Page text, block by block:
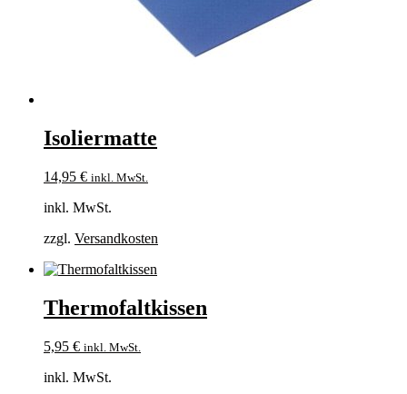
Isoliermatte
14,95 € inkl. MwSt.
inkl. MwSt.
zzgl. Versandkosten
Thermofaltkissen
5,95 € inkl. MwSt.
inkl. MwSt.